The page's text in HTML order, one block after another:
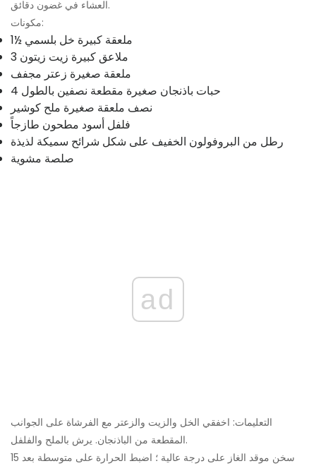
العشاء في غضون دقائق.
مكونات:
1½ ملعقة كبيرة خل بلسمي
3 ملاعق كبيرة زيت زيتون
ملعقة صغيرة زعتر مجفف
4 حبات باذنجان صغيرة مقطعة نصفين بالطول
نصف ملعقة صغيرة ملح كوشير
فلفل أسود مطحون طازجاً
رطل من البروفولون الخفيف على شكل شرائح سميكة لذيذة
صلصة مشوية
ad
التعليمات: اخفقي الخل والزيت والزعتر مع الفرشاة على الجوانب
المقطعة من الباذنجان. يرش بالملح والفلفل.
سخن موقد الغاز على درجة عالية ؛ اضبط الحرارة على متوسطة بعد 15